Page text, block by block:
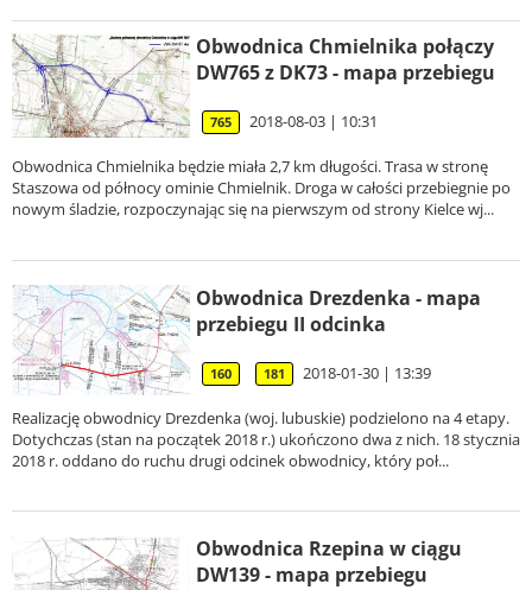
Obwodnica Chmielnika połączy
DW765 z DK73 - mapa przebiegu
765 2018-08-03 | 10:31
Obwodnica Chmielnika będzie miała 2,7 km długości. Trasa w stronę
Staszowa od północy ominie Chmielnik. Droga w całości przebiegnie po
nowym śladzie, rozpoczynając się na pierwszym od strony Kielce wj...
Obwodnica Drezdenka - mapa
przebiegu II odcinka
160 181 2018-01-30 | 13:39
Realizację obwodnicy Drezdenka (woj. lubuskie) podzielono na 4 etapy.
Dotychczas (stan na początek 2018 r.) ukończono dwa z nich. 18 stycznia
2018 r. oddano do ruchu drugi odcinek obwodnicy, który poł...
Obwodnica Rzepina w ciągu
DW139 - mapa przebiegu